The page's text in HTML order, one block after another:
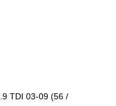
TDI 03-09 (56 /